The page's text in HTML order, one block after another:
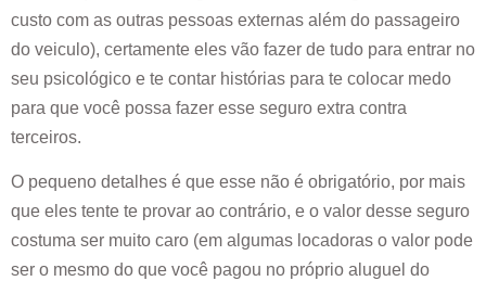
custo com as outras pessoas externas além do passageiro
do veiculo), certamente eles vão fazer de tudo para entrar no
seu psicológico e te contar histórias para te colocar medo
para que você possa fazer esse seguro extra contra
terceiros.
O pequeno detalhes é que esse não é obrigatório, por mais
que eles tente te provar ao contrário, e o valor desse seguro
costuma ser muito caro (em algumas locadoras o valor pode
ser o mesmo do que você pagou no próprio aluguel do